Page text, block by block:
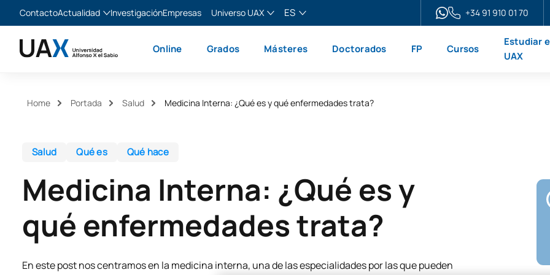
ContactoActualidad
Noticias
InvestigaciónEmpresas
Universo UAX
XTART
ES
English
+34 91 910 01 70
Online Grados Másteres Doctorados FP Cursos
Estudiar
UAX
Home Portada Salud Medicina Interna: ¿Qué es y qué enfermedades trata?
Salud Qué es Qué hace
Medicina Interna: ¿Qué es y
qué enfermedades trata?
En este post nos centramos en la medicina interna, una de las especialidades por las que pueden